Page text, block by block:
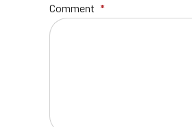
Comment *